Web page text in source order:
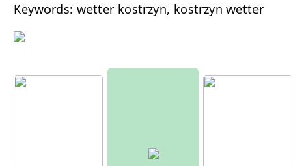
Keywords: wetter kostrzyn, kostrzyn wetter